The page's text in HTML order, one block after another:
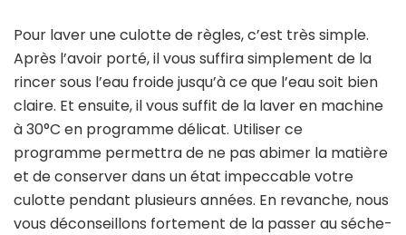
Pour laver une culotte de règles, c’est très simple.
Après l’avoir porté, il vous suffira simplement de la
rincer sous l’eau froide jusqu’à ce que l’eau soit bien
claire. Et ensuite, il vous suffit de la laver en machine
à 30°C en programme délicat. Utiliser ce
programme permettra de ne pas abimer la matière
et de conserver dans un état impeccable votre
culotte pendant plusieurs années. En revanche, nous
vous déconseillons fortement de la passer au séche-